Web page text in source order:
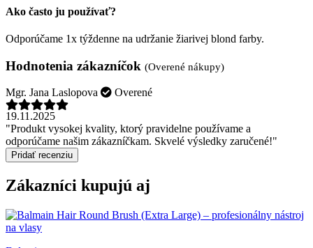
Ako často ju používať?
Odporúčame 1x týždenne na udržanie žiarivej blond farby.
Hodnotenia zákazníčok (Overené nákupy)
Mgr. Jana Laslopova
Overené
19.11.2025
"Produkt vysokej kvality, ktorý pravidelne používame a
odporúčame našim zákazníčkam. Skvelé výsledky zaručené!"
Pridať recenziu
Zákazníci kupujú aj